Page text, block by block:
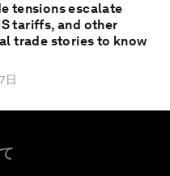
tensions escalate
tariffs, and other
trade stories to know
日